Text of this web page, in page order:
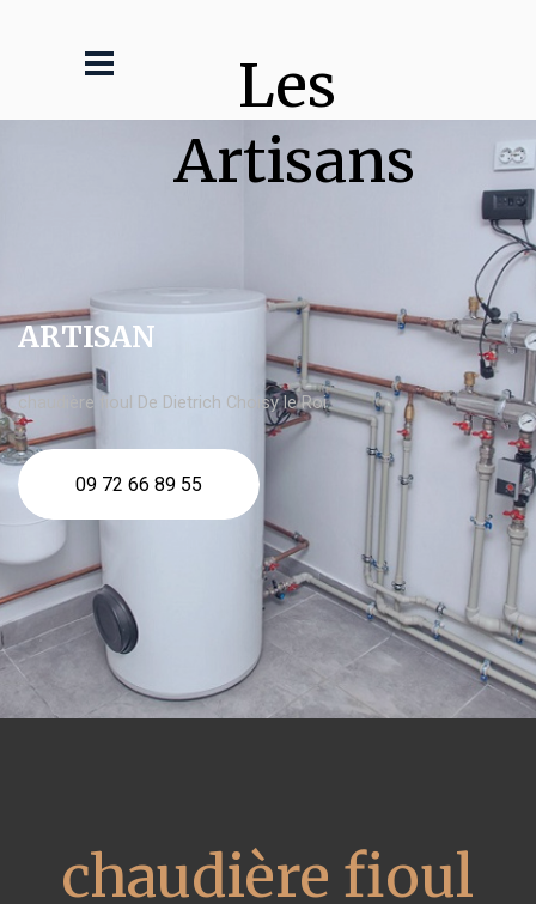
Les
Artisans
ARTISAN
chaudière fioul De Dietrich Choisy le Roi
09 72 66 89 55
chaudière fioul